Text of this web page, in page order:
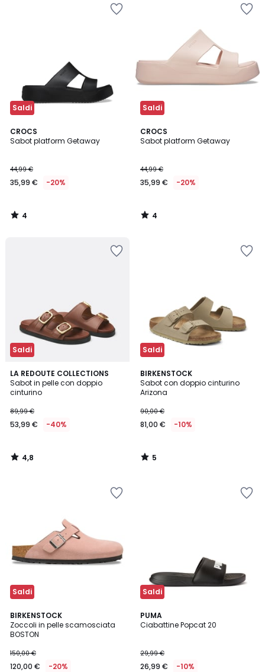
Saldi
CROCS
Sabot platform Getaway
44,99 €
35,99 € -20%
4
/
4
/
Saldi
CROCS
Sabot platform Getaway
44,99 €
35,99 € -20%
4
/
4
/
Saldi
LA REDOUTE COLLECTIONS
Sabot in pelle con doppio
cinturino
89,99 €
53,99 € -40%
4,8
/ 5
4,8
/
Saldi
BIRKENSTOCK
Sabot con doppio cinturino
Arizona
90,00 €
81,00 € -10%
5
/
5
5
/
Saldi
BIRKENSTOCK
Zoccoli in pelle scamosciata
BOSTON
150,00 €
120,00 € -20%
Saldi
PUMA
Ciabattine Popcat 20
29,99 €
26,99 € -10%
4,6
/ 5